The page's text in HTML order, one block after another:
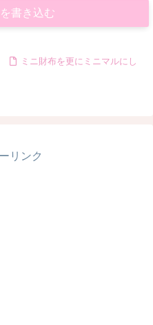
書き込む
ミニ財布を更にミニマルにし
リンク